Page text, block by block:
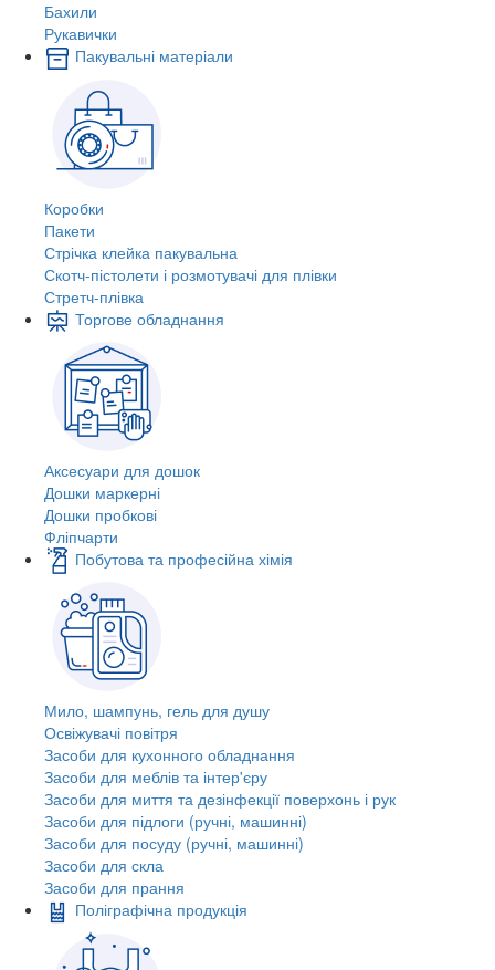
Бахили
Рукавички
Пакувальні матеріали
Коробки
Пакети
Стрічка клейка пакувальна
Скотч-пістолети і розмотувачі для плівки
Стретч-плівка
Торгове обладнання
Аксесуари для дошок
Дошки маркерні
Дошки пробкові
Фліпчарти
Побутова та професійна хімія
Мило, шампунь, гель для душу
Освіжувачі повітря
Засоби для кухонного обладнання
Засоби для меблів та інтер'єру
Засоби для миття та дезінфекції поверхонь і рук
Засоби для підлоги (ручні, машинні)
Засоби для посуду (ручні, машинні)
Засоби для скла
Засоби для прання
Поліграфічна продукція